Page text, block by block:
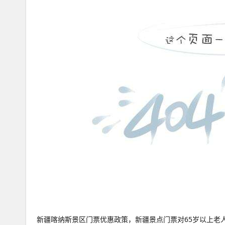
新疆喀纳斯景区门票优惠政策，新疆景点门票对65岁以上老